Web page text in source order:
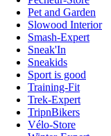
Pet and Garden
Slowood Interior
Smash-Expert
Sneak'In
Sneakids
Sport is good
Training-Fit
Trek-Expert
TripnBikers
Vélo-Store